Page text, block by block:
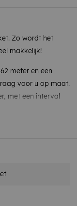
Zo wordt het
makkelijk!
meter en een
voor u op maat.
met een interval
die u nodig heeft.